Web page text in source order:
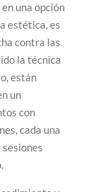
una opción
estética, es
contra las
la técnica
están
un
con
cada una